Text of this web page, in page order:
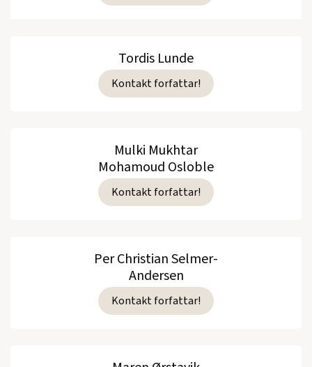
Tordis Lunde
Kontakt forfattar!
Mulki Mukhtar
Mohamoud Osloble
Kontakt forfattar!
Per Christian Selmer-
Andersen
Kontakt forfattar!